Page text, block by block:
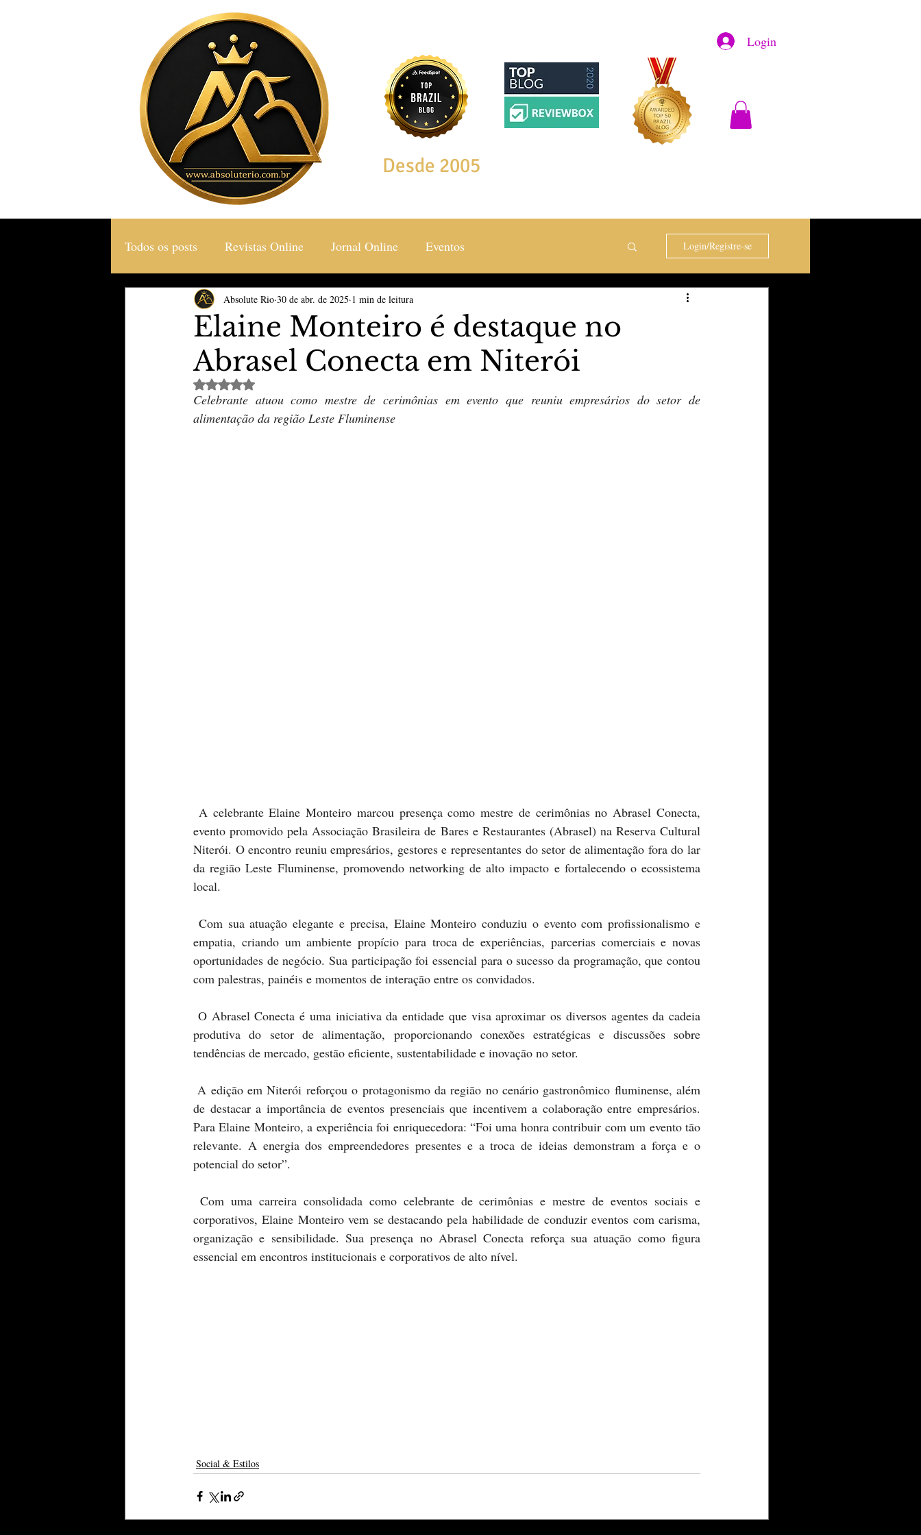
Login
Desde 2005
Todos os posts Revistas Online Jornal Online Eventos
Gastronomia & Turismo Social & Estilos Saúde & Bem Estar
TheVipClubBusiness Revistas The Vip Club Business Marujo Carioca
Educação & Tecnologia Esporte & Lazer São Paulo Negocio
Login/Registre-se
Elaine Monteiro é destaque no
Abrasel Conecta em Niterói
Absolute Rio 30 de abr. de 2025 1 min de leitura
Avaliado com NaN de 5 estrelas.
Celebrante atuou como mestre de cerimônias em evento que reuniu empresários do setor de
alimentação da região Leste Fluminense
evento promovido pela Associação Brasileira de Bares e Restaurantes (Abrasel) na Reserva Cultural
Niterói. O encontro reuniu empresários, gestores e representantes do setor de alimentação fora do lar
da região Leste Fluminense, promovendo networking de alto impacto e fortalecendo o ecossistema
local.
empatia, criando um ambiente propício para troca de experiências, parcerias comerciais e novas
oportunidades de negócio. Sua participação foi essencial para o sucesso da programação, que contou
com palestras, painéis e momentos de interação entre os convidados.
produtiva do setor de alimentação, proporcionando conexões estratégicas e discussões sobre
tendências de mercado, gestão eficiente, sustentabilidade e inovação no setor.
de destacar a importância de eventos presenciais que incentivem a colaboração entre empresários.
Para Elaine Monteiro, a experiência foi enriquecedora: “Foi uma honra contribuir com um evento tão
relevante. A energia dos empreendedores presentes e a troca de ideias demonstram a força e o
potencial do setor”.
corporativos, Elaine Monteiro vem se destacando pela habilidade de conduzir eventos com carisma,
organização e sensibilidade. Sua presença no Abrasel Conecta reforça sua atuação como figura
essencial em encontros institucionais e corporativos de alto nível.
Social & Estilos